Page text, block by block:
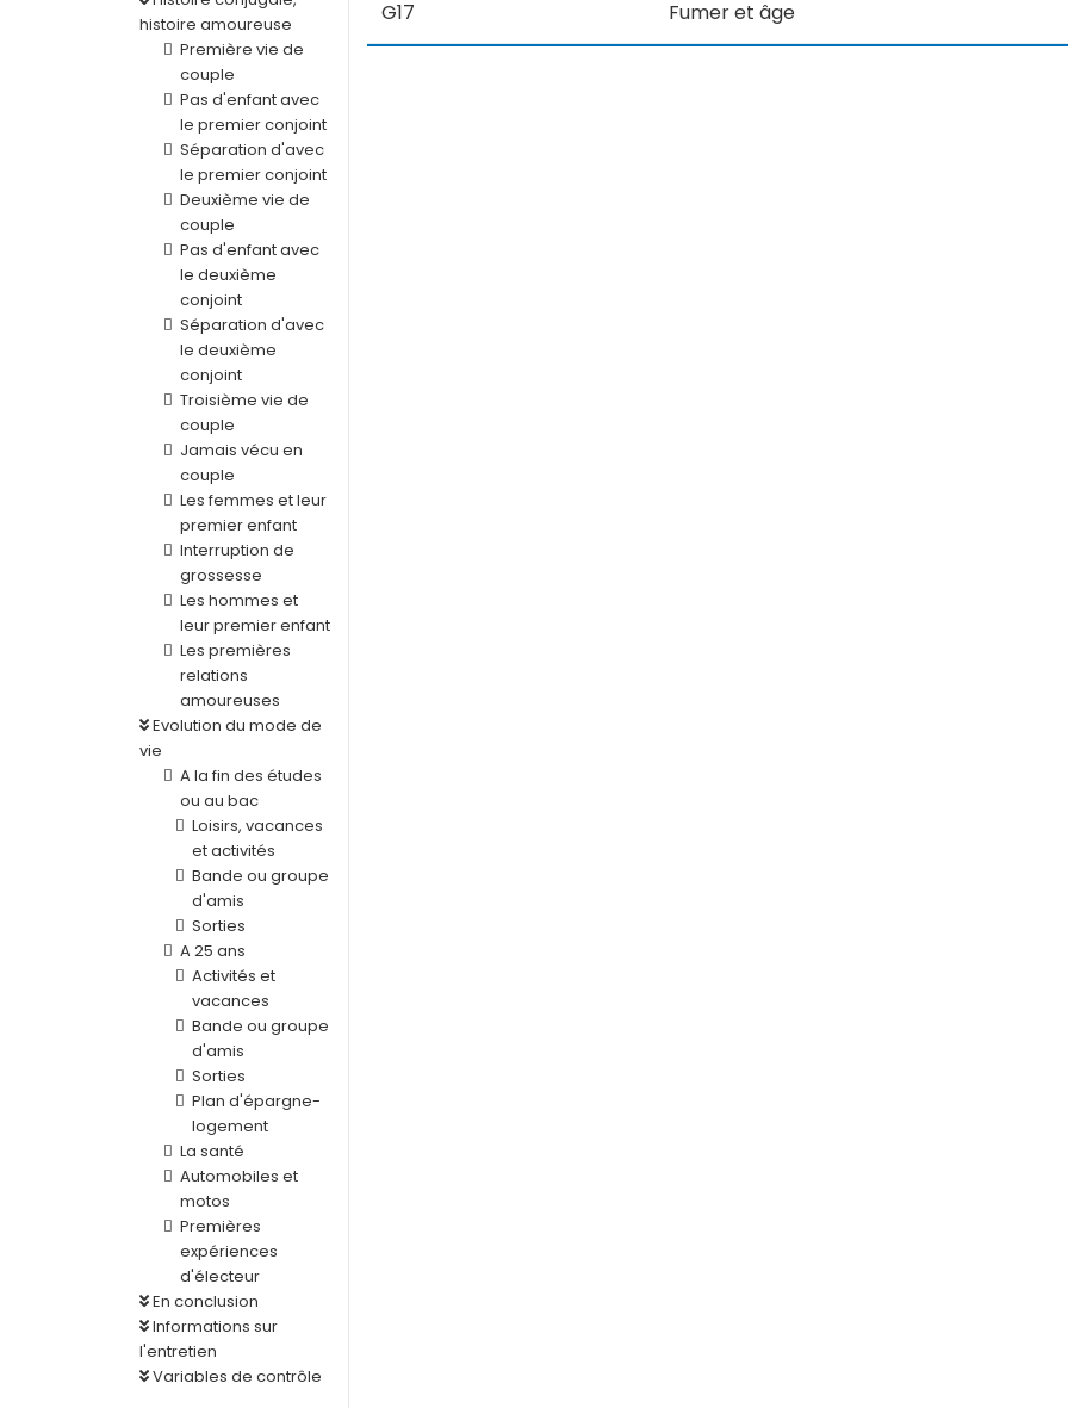
histoire amoureuse
Première vie de
couple
Pas d'enfant avec
le premier conjoint
Séparation d'avec
le premier conjoint
Deuxième vie de
couple
Pas d'enfant avec
le deuxième
conjoint
Séparation d'avec
le deuxième
conjoint
Troisième vie de
couple
Jamais vécu en
couple
Les femmes et leur
premier enfant
Interruption de
grossesse
Les hommes et
leur premier enfant
Les premières
relations
amoureuses
Evolution du mode de
vie
A la fin des études
ou au bac
Loisirs, vacances
et activités
Bande ou groupe
d'amis
Sorties
A 25 ans
Activités et
vacances
Bande ou groupe
d'amis
Sorties
Plan d'épargne-
logement
La santé
Automobiles et
motos
Premières
expériences
d'électeur
En conclusion
Informations sur
l'entretien
Variables de contrôle
G17 Fumer et âge